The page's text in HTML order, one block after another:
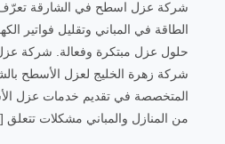
شركة عزل اسطح في الشارقة تعرّف
الطاقة في المباني وتقليل فواتير
حلول عزل مبتكرة وفعالة. شركة
شركة زهرة الخليج لعزل الأسطح
المتخصصة في تقديم خدمات عزل
من المنازل والمباني مشكلات